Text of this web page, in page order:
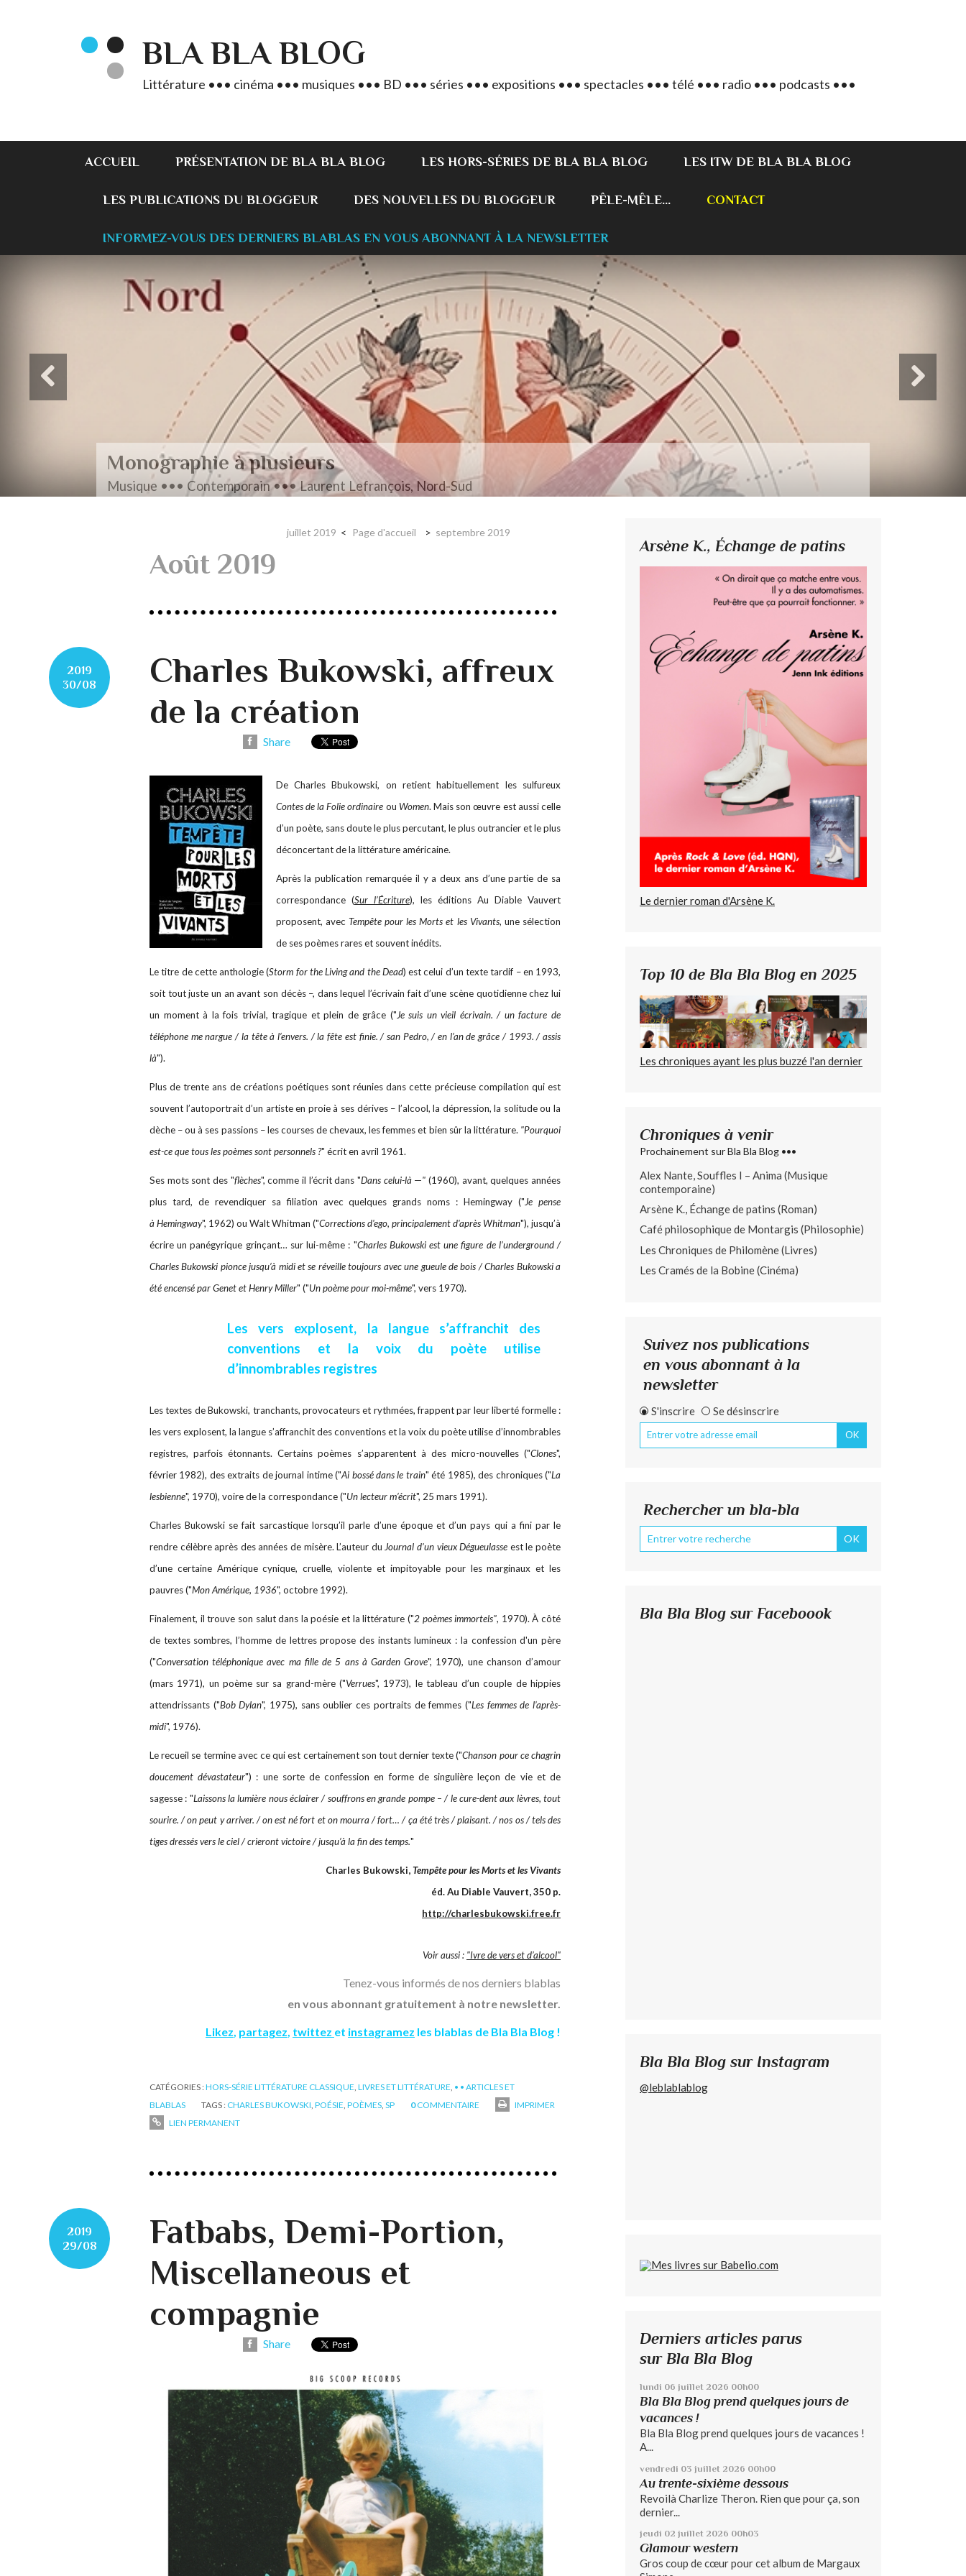
BLA BLA BLOG
Littérature ••• cinéma ••• musiques ••• BD ••• séries ••• expositions ••• spectacles ••• télé ••• radio ••• podcasts •••
ACCUEIL PRÉSENTATION DE BLA BLA BLOG LES HORS-SÉRIES DE BLA BLA BLOG LES ITW DE BLA BLA BLOG
LES PUBLICATIONS DU BLOGGEUR DES NOUVELLES DU BLOGGEUR PÊLE-MÊLE... CONTACT
INFORMEZ-VOUS DES DERNIERS BLABLAS EN VOUS ABONNANT À LA NEWSLETTER
Monographie à plusieurs
Musique ••• Contemporain ••• Laurent Lefrançois, Nord-Sud
juillet 2019 Page d'accueil septembre 2019
Août 2019
2019
30/08
Charles Bukowski, affreux
de la création
Share
De Charles Bbukowski, on retient habituellement les sulfureux
Contes de la Folie ordinaire ou Women. Mais son œuvre est aussi celle
d’un poète, sans doute le plus percutant, le plus outrancier et le plus
déconcertant de la littérature américaine.
Après la publication remarquée il y a deux ans d’une partie de sa
correspondance (Sur l’Écriture), les éditions Au Diable Vauvert
proposent, avec Tempête pour les Morts et les Vivants, une sélection
de ses poèmes rares et souvent inédits.
Le titre de cette anthologie (Storm for the Living and the Dead) est celui d’un texte tardif – en 1993,
soit tout juste un an avant son décès –, dans lequel l’écrivain fait d’une scène quotidienne chez lui
un moment à la fois trivial, tragique et plein de grâce ("Je suis un vieil écrivain. / un facture de
téléphone me nargue / la tête à l’envers. / la fête est finie. / san Pedro, / en l’an de grâce / 1993. / assis
là").
Plus de trente ans de créations poétiques sont réunies dans cette précieuse compilation qui est
souvent l’autoportrait d’un artiste en proie à ses dérives – l’alcool, la dépression, la solitude ou la
dèche – ou à ses passions – les courses de chevaux, les femmes et bien sûr la littérature. "Pourquoi
est-ce que tous les poèmes sont personnels ?" écrit en avril 1961.
Ses mots sont des "flèches", comme il l’écrit dans "Dans celui-là —" (1960), avant, quelques années
plus tard, de revendiquer sa filiation avec quelques grands noms : Hemingway ("Je pense
à Hemingway", 1962) ou Walt Whitman ("Corrections d'ego, principalement d'après Whitman"), jusqu’à
écrire un panégyrique grinçant… sur lui-même : "Charles Bukowski est une figure de l’underground /
Charles Bukowski pionce jusqu’à midi et se réveille toujours avec une gueule de bois / Charles Bukowski a
été encensé par Genet et Henry Miller" ("Un poème pour moi-même", vers 1970).
Les vers explosent, la langue s’affranchit des
conventions et la voix du poète utilise
d’innombrables registres
Les textes de Bukowski, tranchants, provocateurs et rythmées, frappent par leur liberté formelle :
les vers explosent, la langue s’affranchit des conventions et la voix du poète utilise d’innombrables
registres, parfois étonnants. Certains poèmes s’apparentent à des micro-nouvelles ("Clones",
février 1982), des extraits de journal intime ("Ai bossé dans le train" été 1985), des chroniques ("La
lesbienne", 1970), voire de la correspondance ("Un lecteur m’écrit", 25 mars 1991).
Charles Bukowski se fait sarcastique lorsqu’il parle d’une époque et d’un pays qui a fini par le
rendre célèbre après des années de misère. L’auteur du Journal d'un vieux Dégueulasse est le poète
d’une certaine Amérique cynique, cruelle, violente et impitoyable pour les marginaux et les
pauvres ("Mon Amérique, 1936", octobre 1992).
Finalement, il trouve son salut dans la poésie et la littérature ("2 poèmes immortels", 1970). À côté
de textes sombres, l’homme de lettres propose des instants lumineux : la confession d'un père
("Conversation téléphonique avec ma fille de 5 ans à Garden Grove", 1970), une chanson d’amour
(mars 1971), un poème sur sa grand-mère ("Verrues", 1973), le tableau d’un couple de hippies
attendrissants ("Bob Dylan", 1975), sans oublier ces portraits de femmes ("Les femmes de l’après-
midi", 1976).
Le recueil se termine avec ce qui est certainement son tout dernier texte ("Chanson pour ce chagrin
doucement dévastateur") : une sorte de confession en forme de singulière leçon de vie et de
sagesse : "Laissons la lumière nous éclairer / souffrons en grande pompe – / le cure-dent aux lèvres, tout
sourire. / on peut y arriver. / on est né fort et on mourra / fort… / ça été très / plaisant. / nos os / tels des
tiges dressés vers le ciel / crieront victoire / jusqu’à la fin des temps."
Charles Bukowski,Tempête pour les Morts et les Vivants
éd. Au Diable Vauvert, 350 p.
http://charlesbukowski.free.fr
Voir aussi : "Ivre de vers et d’alcool"
Tenez-vous informés de nos derniers blablas
en vous abonnant gratuitement à notre newsletter.
Likez, partagez, twittez et instagramez les blablas de Bla Bla Blog !
CATÉGORIES :HORS-SÉRIE LITTÉRATURE CLASSIQUE, LIVRES ET LITTÉRATURE, • • ARTICLES ET
BLABLAS
TAGS : CHARLES BUKOWSKI, POÉSIE, POÈMES, SP 0 COMMENTAIRE
IMPRIMER
LIEN PERMANENT
2019
29/08
Fatbabs, Demi-Portion,
Miscellaneous et
compagnie
Share
Arsène K., Échange de patins
Le dernier roman d'Arsène K.
Top 10 de Bla Bla Blog en 2025
Les chroniques ayant les plus buzzé l'an dernier
Chroniques à venir
Prochainement sur Bla Bla Blog •••
Alex Nante, Souffles I – Anima (Musique
contemporaine)
Arsène K., Échange de patins (Roman)
Café philosophique de Montargis (Philosophie)
Les Chroniques de Philomène (Livres)
Les Cramés de la Bobine (Cinéma)
Suivez nos publications
en vous abonnant à la
newsletter
S'inscrire Se désinscrire
Rechercher un bla-bla
Bla Bla Blog sur Faceboook
Bla Bla Blog sur Instagram
@leblablablog
Derniers articles parus
sur Bla Bla Blog
lundi 06 juillet 2026 00h00
Bla Bla Blog prend quelques jours de
vacances !
Bla Bla Blog prend quelques jours de vacances !
A...
vendredi 03 juillet 2026 00h00
Au trente-sixième dessous
Revoilà Charlize Theron. Rien que pour ça, son
dernier...
jeudi 02 juillet 2026 00h03
Glamour western
Gros coup de cœur pour cet album de Margaux